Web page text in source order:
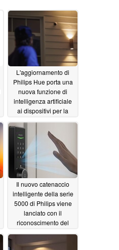
L'aggiornamento di
Philips Hue porta una
nuova funzione di
intelligenza artificiale
ai dispositivi per la
07/26/2024
Il nuovo catenaccio
intelligente della serie
5000 di Philips viene
lanciato con il
riconoscimento del
07/02/2024